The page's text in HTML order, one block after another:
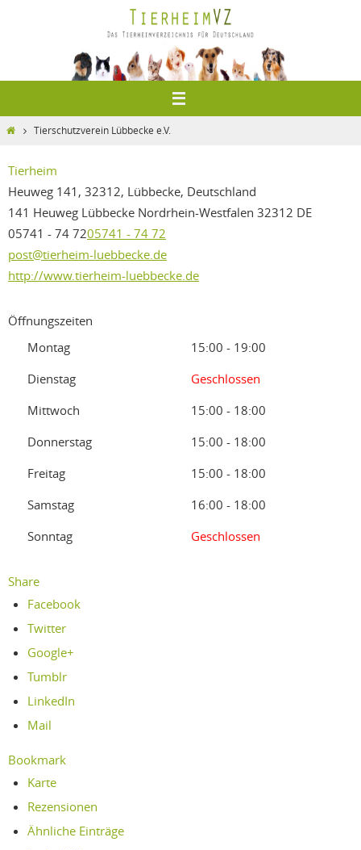
HomeTierschutzverein Lübbecke e.V.
Tierheim
Heuweg 141, 32312, Lübbecke, Deutschland
141 Heuweg Lübbecke Nordrhein-Westfalen 32312 DE
05741 - 74 7205741 - 74 72
post@tierheim-luebbecke.de
http://www.tierheim-luebbecke.de
Öffnungszeiten
Montag
15:00 - 19:00
Dienstag
Geschlossen
Mittwoch
15:00 - 18:00
Donnerstag
15:00 - 18:00
Freitag
15:00 - 18:00
Samstag
16:00 - 18:00
Sonntag
Geschlossen
Share
Facebook
Twitter
Google+
Tumblr
LinkedIn
Mail
Bookmark
Karte
Rezensionen
Ähnliche Einträge